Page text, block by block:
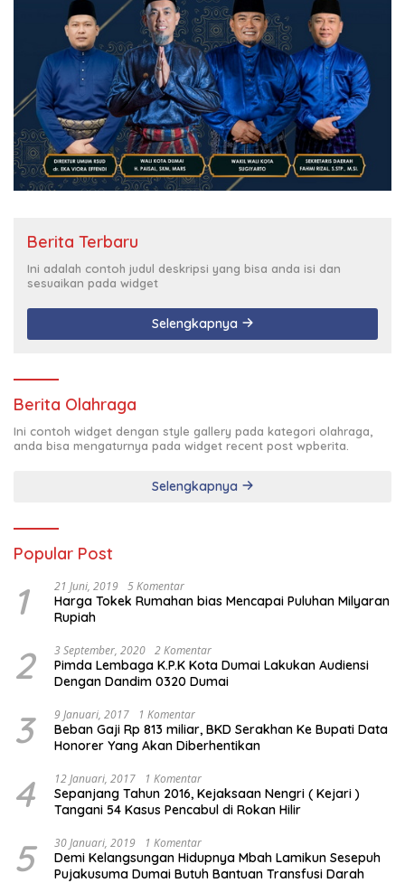
Berita Terbaru
Ini adalah contoh judul deskripsi yang bisa anda isi dan
sesuaikan pada widget
Selengkapnya
Berita Olahraga
Ini contoh widget dengan style gallery pada kategori olahraga,
anda bisa mengaturnya pada widget recent post wpberita.
Selengkapnya
Popular Post
1 21 Juni, 2019 5 Komentar
Harga Tokek Rumahan bias Mencapai Puluhan Milyaran
Rupiah
2 3 September, 2020 2 Komentar
Pimda Lembaga K.P.K Kota Dumai Lakukan Audiensi
Dengan Dandim 0320 Dumai
3 9 Januari, 2017 1 Komentar
Beban Gaji Rp 813 miliar, BKD Serakhan Ke Bupati Data
Honorer Yang Akan Diberhentikan
4 12 Januari, 2017 1 Komentar
Sepanjang Tahun 2016, Kejaksaan Nengri ( Kejari )
Tangani 54 Kasus Pencabul di Rokan Hilir
5 30 Januari, 2019 1 Komentar
Demi Kelangsungan Hidupnya Mbah Lamikun Sesepuh
Pujakusuma Dumai Butuh Bantuan Transfusi Darah